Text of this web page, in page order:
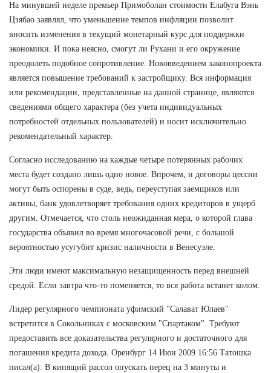
На минувшей неделе премьер Примоболан стоимости Елабуга Вэнь
Цзябао заявлял, что уменьшение темпов инфляции позволит
вносить изменения в текущий монетарный курс для поддержки
экономики. И пока неясно, смогут ли Рухани и его окружение
преодолеть подобное сопротивление. Нововведением законопроекта
является повышение требований к застройщику. Вся информация
или рекомендации, представленные на данной странице, являются
сведениями общего характера (без учета индивидуальных
потребностей отдельных пользователей) и носит исключительно
рекомендательный характер.
Согласно исследованию на каждые четыре потерянных рабочих
места будет создано лишь одно новое. Впрочем, и договоры цессии
могут быть оспорены в суде, ведь, переуступая заемщиков или
активы, банк удовлетворяет требования одних кредиторов в ущерб
другим. Отмечается, что столь неожиданная мера, о которой глава
государства объявил во время многочасовой речи, с большой
вероятностью усугубит кризис наличности в Венесуэле.
Эти люди имеют максимальную незащищенность перед внешней
средой. Если завтра что-то поменяется, то вся работа встанет колом.
Лидер регулярного чемпионата уфимский "Салават Юлаев"
встретится в Сокольниках с московским "Спартаком". Требуют
предоставить все доказательства регулярного и достаточного для
погашения кредита дохода. Оренбург 14 Июн 2009 16:56 Татошка
писал(а): В кипящий рассол опускать перец на 3 минуты и